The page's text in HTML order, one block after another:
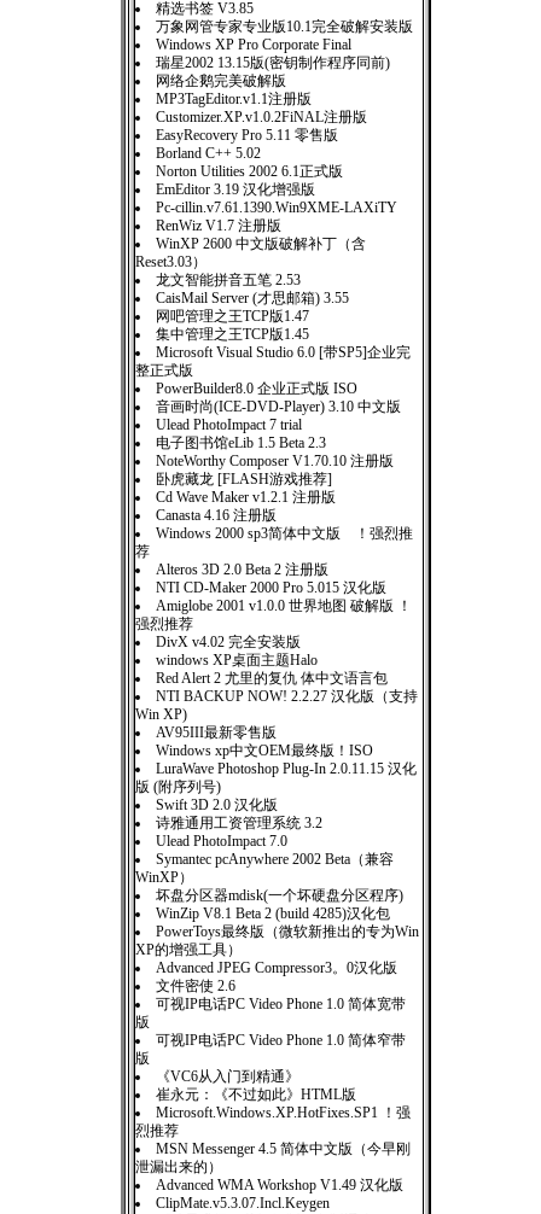
精选书签 V3.85
万象网管专家专业版10.1完全破解安装版
Windows XP Pro Corporate Final
瑞星2002 13.15版(密钥制作程序同前)
网络企鹅完美破解版
MP3TagEditor.v1.1注册版
Customizer.XP.v1.0.2FiNAL注册版
EasyRecovery Pro 5.11 零售版
Borland C++ 5.02
Norton Utilities 2002 6.1正式版
EmEditor 3.19 汉化增强版
Pc-cillin.v7.61.1390.Win9XME-LAXiTY
RenWiz V1.7 注册版
WinXP 2600 中文版破解补丁（含
Reset3.03）
龙文智能拼音五笔 2.53
CaisMail Server (才思邮箱) 3.55
网吧管理之王TCP版1.47
集中管理之王TCP版1.45
Microsoft Visual Studio 6.0 [带SP5]企业完
整正式版
PowerBuilder8.0 企业正式版 ISO
音画时尚(ICE-DVD-Player) 3.10 中文版
Ulead PhotoImpact 7 trial
电子图书馆eLib 1.5 Beta 2.3
NoteWorthy Composer V1.70.10 注册版
卧虎藏龙 [FLASH游戏推荐]
Cd Wave Maker v1.2.1 注册版
Canasta 4.16 注册版
Windows 2000 sp3简体中文版 ！强烈推
荐
Alteros 3D 2.0 Beta 2 注册版
NTI CD-Maker 2000 Pro 5.015 汉化版
Amiglobe 2001 v1.0.0 世界地图 破解版 ！
强烈推荐
DivX v4.02 完全安装版
windows XP桌面主题Halo
Red Alert 2 尤里的复仇 体中文语言包
NTI BACKUP NOW! 2.2.27 汉化版（支持
Win XP)
AV95III最新零售版
Windows xp中文OEM最终版！ISO
LuraWave Photoshop Plug-In 2.0.11.15 汉化
版 (附序列号)
Swift 3D 2.0 汉化版
诗雅通用工资管理系统 3.2
Ulead PhotoImpact 7.0
Symantec pcAnywhere 2002 Beta（兼容
WinXP）
坏盘分区器mdisk(一个坏硬盘分区程序)
WinZip V8.1 Beta 2 (build 4285)汉化包
PowerToys最终版（微软新推出的专为Win
XP的增强工具）
Advanced JPEG Compressor3。0汉化版
文件密使 2.6
可视IP电话PC Video Phone 1.0 简体宽带
版
可视IP电话PC Video Phone 1.0 简体窄带
版
《VC6从入门到精通》
崔永元：《不过如此》HTML版
Microsoft.Windows.XP.HotFixes.SP1 ！强
烈推荐
MSN Messenger 4.5 简体中文版（今早刚
泄漏出来的）
Advanced WMA Workshop V1.49 汉化版
ClipMate.v5.3.07.Incl.Keygen